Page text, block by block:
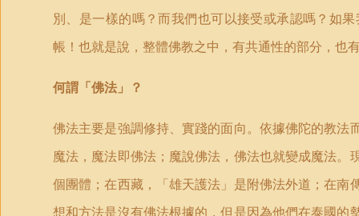
別、是一樣的嗎？而我們也可以接受或承認嗎？如
帳！也就是說，整體佛教之中，有共通性的部分，也
何謂「佛法」？
佛法主要是強調修持、實踐的面向。依據佛陀的教
魔法，魔法即佛法；魔說佛法，佛法也就變成魔法
個團體；在西藏，「雄天護法」是附佛法外道；在
想和方法是沒有佛法根據的，但是因為他們在泰國